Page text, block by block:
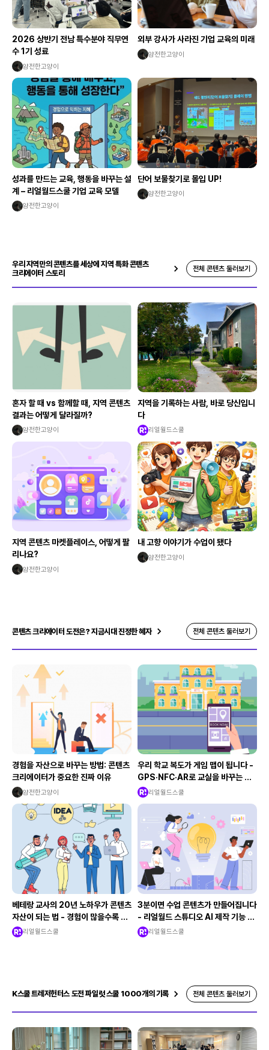
2026 상반기 전남 특수분야 직무연
수 1기 성료
얌전한고양이
외부 강사가 사라진 기업 교육의 미래
얌전한고양이
성과를 만드는 교육, 행동을 바꾸는 설
계 – 리얼월드스쿨 기업 교육 모델
얌전한고양이
단어 보물찾기로 몰입 UP!
얌전한고양이
우리 지역만의 콘텐츠를 세상에 지역 특화 콘텐츠
크리에이터 스토리
전체 콘텐츠 둘러보기
혼자 할 때 vs 함께할 때, 지역 콘텐츠
결과는 어떻게 달라질까?
얌전한고양이
지역을 기록하는 사람, 바로 당신입니
다
리얼월드스쿨
지역 콘텐츠 마켓플레이스, 어떻게 팔
리나요?
얌전한고양이
내 고향 이야기가 수업이 됐다
얌전한고양이
콘텐츠 크리에이터 도전은? 지금시대 진정한 혜자 전체 콘텐츠 둘러보기
경험을 자산으로 바꾸는 방법: 콘텐츠
크리에이터가 중요한 진짜 이유
얌전한고양이
우리 학교 복도가 게임 맵이 됩니다 -
GPS·NFC·AR로 교실을 바꾸는 크
리에이터의 수업 설계법
리얼월드스쿨
베테랑 교사의 20년 노하우가 콘텐츠
자산이 되는 법 - 경험이 많을수록 유
리한 이유
리얼월드스쿨
3분이면 수업 콘텐츠가 만들어집니다
- 리얼월드 스튜디오 AI 제작 기능 완
전 해부리얼월드스쿨
K스쿨 트레저헌터스 도전 파일럿 스쿨 1000개의 기록 전체 콘텐츠 둘러보기